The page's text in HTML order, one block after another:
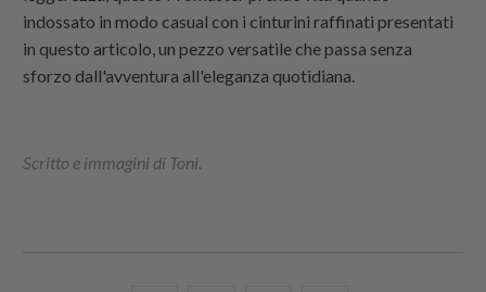
indossato in modo casual con i cinturini raffinati presentati
in questo articolo, un pezzo versatile che passa senza
sforzo dall'avventura all'eleganza quotidiana.
Scritto e immagini di Toni.